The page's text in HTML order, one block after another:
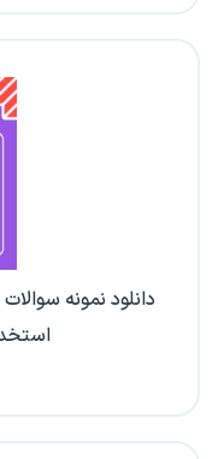
دانلود نمونه